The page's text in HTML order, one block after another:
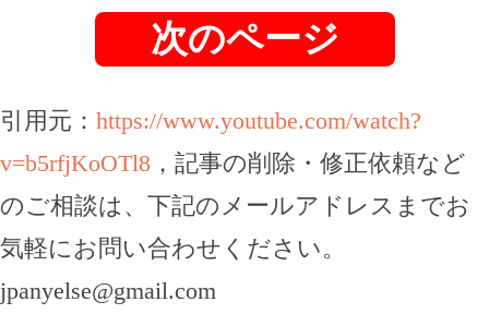
次のページ
引用元： https://www.youtube.com/watch?
v=b5rfjKoOTl8 ，記事の削除・修正依頼など
のご相談は、下記のメールアドレスまでお
気軽にお問い合わせください。
jpanyelse@gmail.com